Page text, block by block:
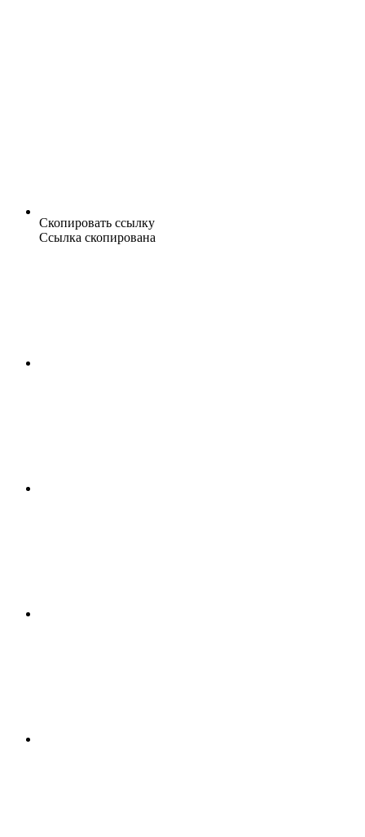
Скопировать ссылку
Ссылка скопирована